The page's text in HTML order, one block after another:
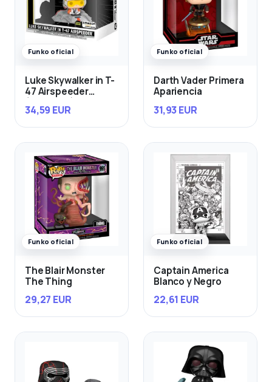
Funko oficial
Luke Skywalker in T-
47 Airspeeder
34,59 EUR
Funko oficial
Darth Vader Primera
Apariencia
31,93 EUR
Funko oficial
The Blair Monster
The Thing
29,27 EUR
Funko oficial
Captain America
Blanco y Negro
22,61 EUR